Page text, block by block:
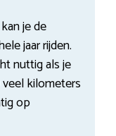
je de
jaar rijden.
nuttig als je
kilometers
op